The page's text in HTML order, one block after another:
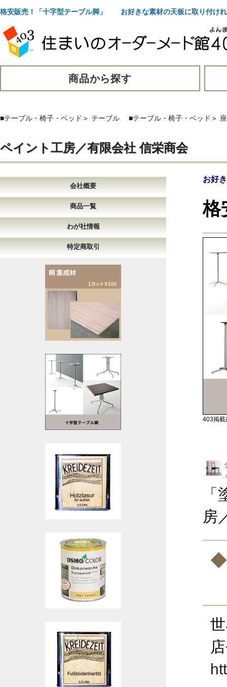
格安販売！「十字型テーブル脚」 お好きな素材の天板に取り付け
商品から探す
■テーブル・椅子・ベッド ＞ テーブル ■テーブル・椅子・ベッド ＞
ペイント工房／有限会社 信栄商会
会社概要
商品一覧
わが社情報
特定商取引
お好
格
403掲載
房